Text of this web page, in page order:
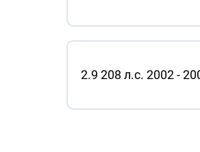
2.9 208 л.с. 2002 -